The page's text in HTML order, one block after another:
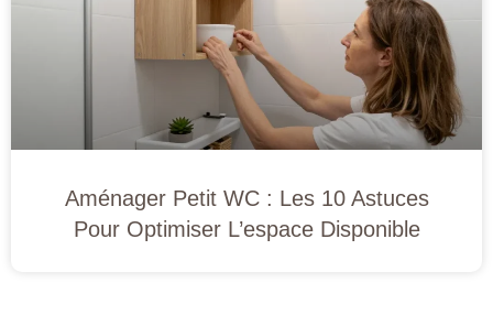
Aménager Petit WC : Les 10 Astuces
Pour Optimiser L’espace Disponible